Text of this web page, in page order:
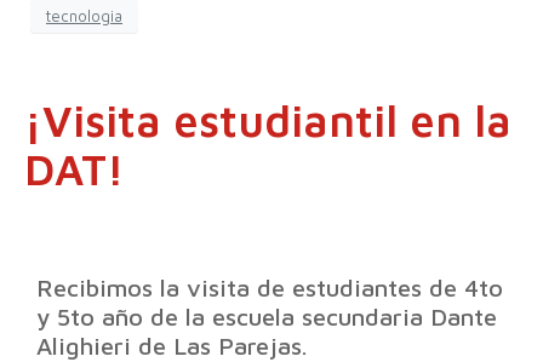
tecnologia
¡Visita estudiantil en la
DAT!
Recibimos la visita de estudiantes de 4to
y 5to año de la escuela secundaria Dante
Alighieri de Las Parejas.